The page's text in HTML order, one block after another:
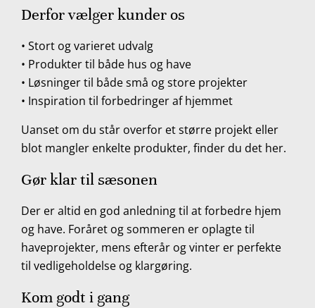
Derfor vælger kunder os
• Stort og varieret udvalg
• Produkter til både hus og have
• Løsninger til både små og store projekter
• Inspiration til forbedringer af hjemmet
Uanset om du står overfor et større projekt eller
blot mangler enkelte produkter, finder du det her.
Gør klar til sæsonen
Der er altid en god anledning til at forbedre hjem
og have. Foråret og sommeren er oplagte til
haveprojekter, mens efterår og vinter er perfekte
til vedligeholdelse og klargøring.
Kom godt i gang